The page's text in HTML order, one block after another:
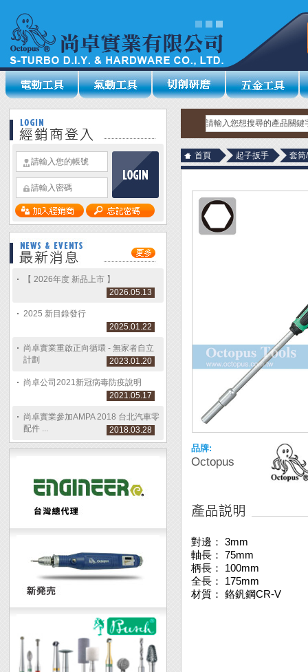
【 2026年度 新品上市 】
2026.05.13
2025 新目錄發行
2025.01.22
尚卓實業重啟正向循環 - 無家者自立
計劃
2023.01.20
尚卓公司2021新冠病毒防疫說明
2021.05.17
尚卓實業參加AMPA 2018 台北汽車零
配件 ...
2018.03.28
首頁 起子扳手 套筒
品牌:
Octopus
對邊： 3mm
軸長： 75mm
柄長： 100mm
全長： 175mm
材質： 鉻釩鋼CR-V